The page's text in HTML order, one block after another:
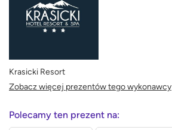
Krasicki Resort
Zobacz więcej prezentów tego wykonawcy
Polecamy ten prezent na: